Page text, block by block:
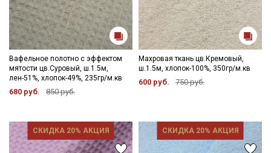
Вафельное полотно с эффектом
мятости цв.Суровый, ш.1.5м,
лен-51%, хлопок-49%, 235гр/м.кв
680 руб. 850 руб.
Махровая ткань цв.Кремовый,
ш.1.5м, хлопок-100%, 350гр/м.кв
600 руб. 750 руб.
СКИДКА 20% АКЦИЯ СКИДКА 20% АКЦИЯ